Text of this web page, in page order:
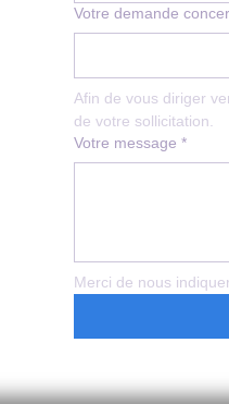
Votre demande
Afin de vous diriger
de votre sollicitation.
Votre message *
Merci de nous